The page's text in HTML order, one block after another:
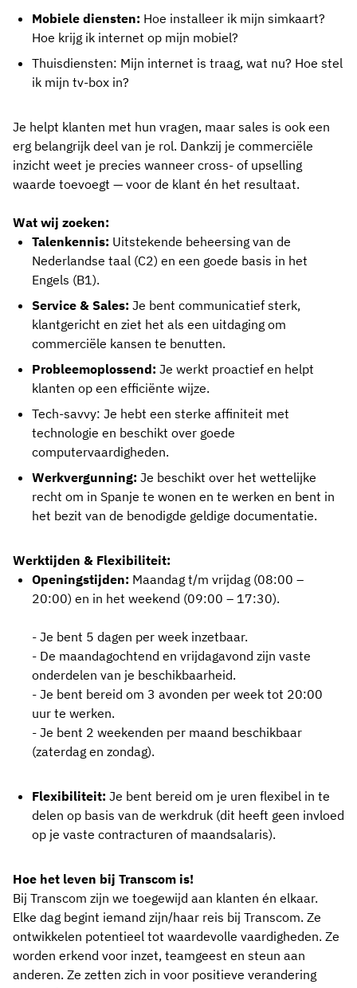
Mobiele diensten: Hoe installeer ik mijn simkaart?
Hoe krijg ik internet op mijn mobiel?
Thuisdiensten: Mijn internet is traag, wat nu? Hoe stel
ik mijn tv-box in?
Je helpt klanten met hun vragen, maar sales is ook een
erg belangrijk deel van je rol. Dankzij je commerciële
inzicht weet je precies wanneer cross- of upselling
waarde toevoegt — voor de klant én het resultaat.
Wat wij zoeken:
Talenkennis: Uitstekende beheersing van de
Nederlandse taal (C2) en een goede basis in het
Engels (B1).
Service & Sales: Je bent communicatief sterk,
klantgericht en ziet het als een uitdaging om
commerciële kansen te benutten.
Probleemoplossend: Je werkt proactief en helpt
klanten op een efficiënte wijze.
Tech-savvy: Je hebt een sterke affiniteit met
technologie en beschikt over goede
computervaardigheden.
Werkvergunning: Je beschikt over het wettelijke
recht om in Spanje te wonen en te werken en bent in
het bezit van de benodigde geldige documentatie.
Werktijden & Flexibiliteit:
Openingstijden: Maandag t/m vrijdag (08:00 –
20:00) en in het weekend (09:00 – 17:30).
- Je bent 5 dagen per week inzetbaar.
- De maandagochtend en vrijdagavond zijn vaste
onderdelen van je beschikbaarheid.
- Je bent bereid om 3 avonden per week tot 20:00
uur te werken.
- Je bent 2 weekenden per maand beschikbaar
(zaterdag en zondag).
Flexibiliteit: Je bent bereid om je uren flexibel in te
delen op basis van de werkdruk (dit heeft geen invloed
op je vaste contracturen of maandsalaris).
Hoe het leven bij Transcom is!
Bij Transcom zijn we toegewijd aan klanten én elkaar.
Elke dag begint iemand zijn/haar reis bij Transcom. Ze
ontwikkelen potentieel tot waardevolle vaardigheden. Ze
worden erkend voor inzet, teamgeest en steun aan
anderen. Ze zetten zich in voor positieve verandering